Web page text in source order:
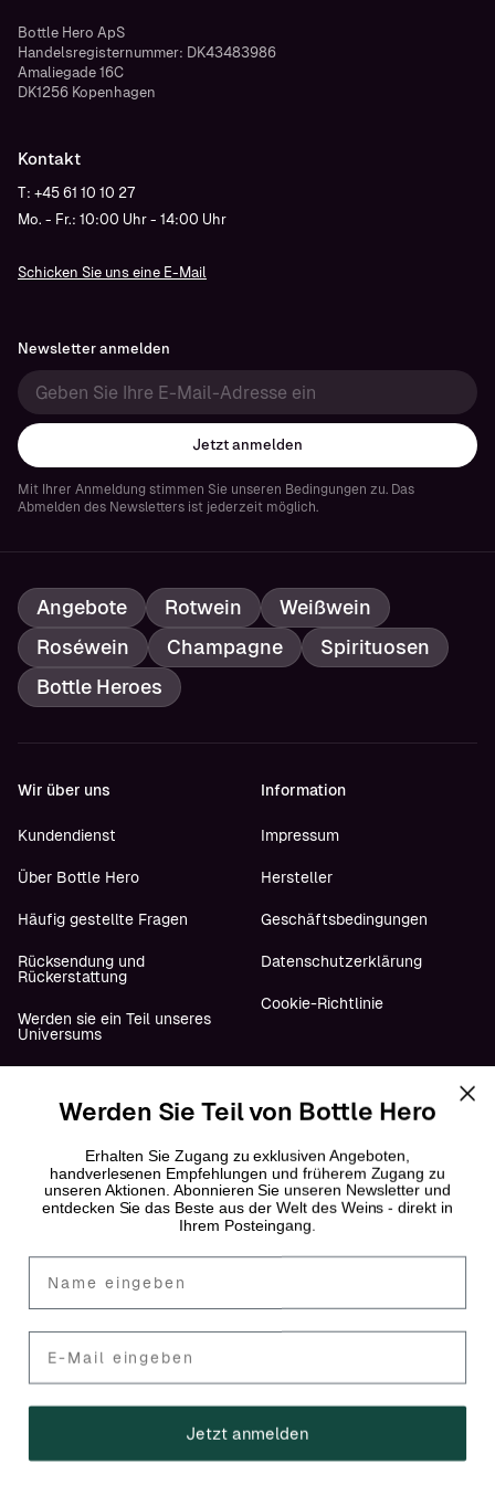
Bottle Hero ApS
Handelsregisternummer: DK43483986
Amaliegade 16C
DK1256 Kopenhagen
Kontakt
T: +45 61 10 10 27
Mo. - Fr.: 10:00 Uhr - 14:00 Uhr
Schicken Sie uns eine E-Mail
Newsletter anmelden
Jetzt anmelden
Mit Ihrer Anmeldung stimmen Sie unseren Bedingungen zu. Das
Abmelden des Newsletters ist jederzeit möglich.
Angebote Rotwein
Weißwein
Roséwein
Champagne
Spirituosen
Bottle Heroes
Wir über uns
Kundendienst
Über Bottle Hero
Häufig gestellte Fragen
Rücksendung und
Rückerstattung
Werden sie ein Teil unseres
Universums
Information
Impressum
Hersteller
Geschäftsbedingungen
Datenschutzerklärung
Cookie-Richtlinie
Folge uns
Instagram
LinkedIn
Werden Sie Teil von Bottle Hero
Erhalten Sie Zugang zu exklusiven Angeboten,
handverlesenen Empfehlungen und früherem Zugang zu
unseren Aktionen. Abonnieren Sie unseren Newsletter und
entdecken Sie das Beste aus der Welt des Weins - direkt in
Ihrem Posteingang.
Fornavn
Jetzt anmelden